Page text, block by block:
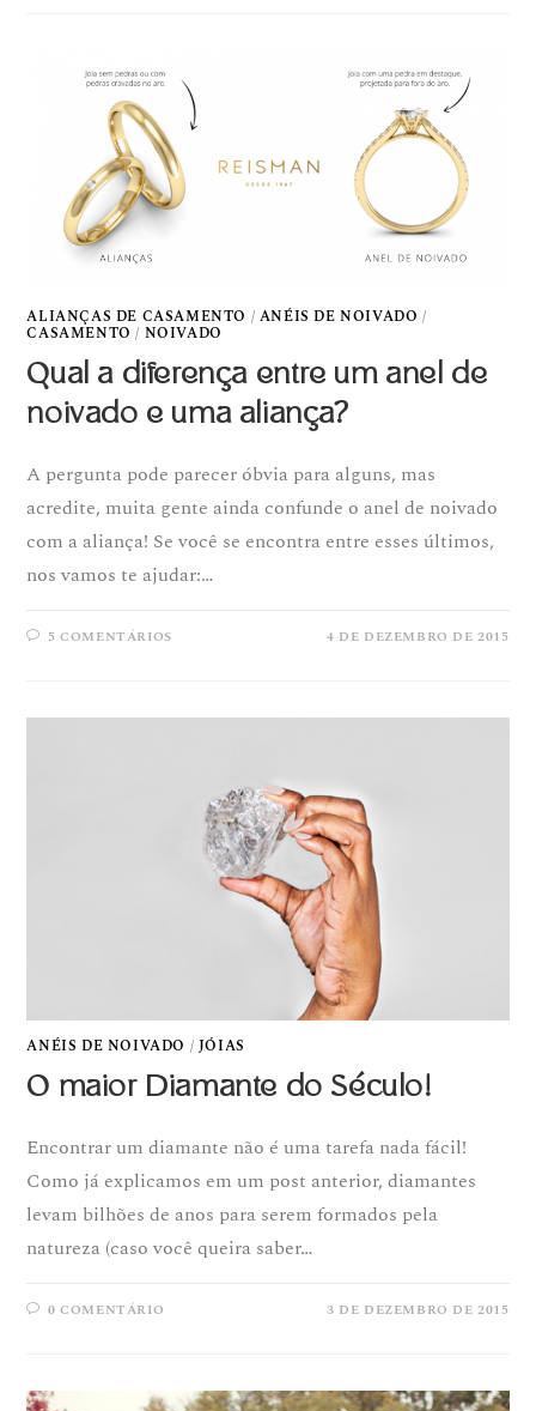
ALIANÇAS DE CASAMENTO / ANÉIS DE NOIVADO /
CASAMENTO / NOIVADO
Qual a diferença entre um anel de
noivado e uma aliança?
A pergunta pode parecer óbvia para alguns, mas
acredite, muita gente ainda confunde o anel de noivado
com a aliança! Se você se encontra entre esses últimos,
nos vamos te ajudar:…
5 COMENTÁRIOS 4 DE DEZEMBRO DE 2015
ANÉIS DE NOIVADO / JÓIAS
O maior Diamante do Século!
Encontrar um diamante não é uma tarefa nada fácil!
Como já explicamos em um post anterior, diamantes
levam bilhões de anos para serem formados pela
natureza (caso você queira saber…
0 COMENTÁRIO 3 DE DEZEMBRO DE 2015